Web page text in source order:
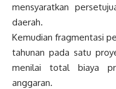
mensyaratkan
daerah.
Kemudian fragmentasi
tahunan pada satu
menilai total biaya
anggaran.